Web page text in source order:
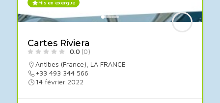
Mis en exergue
Cartes Riviera
0.0 (0)
Antibes (France) LA FRANCE
+33 493 344 566
14 février 2022